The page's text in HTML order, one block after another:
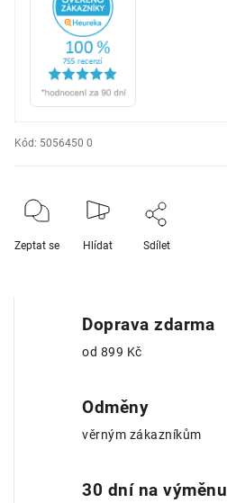
Kód: 5056450 0
Zeptat se Hlídat Sdílet
Doprava zdarma
od 899 Kč
Odměny
věrným zákazníkům
30 dní na výměnu